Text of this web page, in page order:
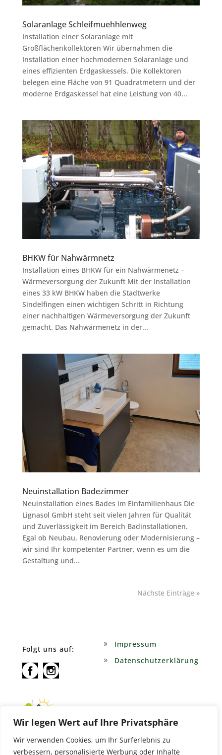
Wir legen Wert auf Ihre Privatsphäre
Wir verwenden Cookies, um Ihr Surferlebnis zu
verbessern, personalisierte Werbung oder Inhalte
Solaranlage Schleifmuehhlenweg
Installation einer Solaranlage mit
Großflächenkollektoren Wir übernahmen die
Installation einer hochmodernen Solaranlage und
eines effizienten Erdgaskessels. Die Kollektoren
belegen eine Fläche von 91 Quadratmetern und der
moderne Erdgaskessel hat eine Leistung von 40...
BHKW für Nahwärmnetz
Installation eines BHKW für ein Nahwärmenetz –
Wärmeversorgung der Zukunft Mit der Installation
eines 33 kW BHKW haben die Stadtwerke
Sindelfingen einen wichtigen Schritt in Richtung
einer nachhaltigen Wärmeversorgung der Zukunft
gemacht. Das Nahwärmenetz in der...
Neuinstallation Badezimmer
Neuinstallation eines Bades im Einfamilienhaus Die
Lignasol GmbH steht seit vielen Jahren für Qualität
und Zuverlässigkeit im Bereich Badinstallationen.
Egal ob Neubau, Renovierung oder Modernisierung –
wir sind Ihr kompetenter Partner, wenn es um die
Gestaltung und...
Nächste Einträge »
Folgt uns auf:
Impressum
Datenschutzerklärung